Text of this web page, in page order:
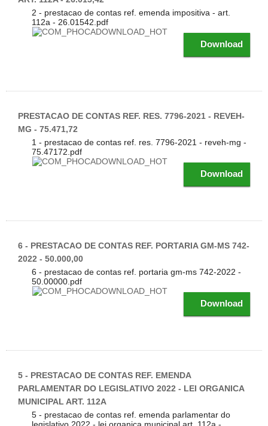
2 - prestacao de contas ref. emenda impositiva - art.
112a - 26.01542.pdf
Download
PRESTACAO DE CONTAS REF. RES. 7796-2021 - REVEH-
MG - 75.471,72
1 - prestacao de contas ref. res. 7796-2021 - reveh-mg -
75.47172.pdf
Download
6 - PRESTACAO DE CONTAS REF. PORTARIA GM-MS 742-
2022 - 50.000,00
6 - prestacao de contas ref. portaria gm-ms 742-2022 -
50.00000.pdf
Download
5 - PRESTACAO DE CONTAS REF. EMENDA
PARLAMENTAR DO LEGISLATIVO 2022 - LEI ORGANICA
MUNICIPAL ART. 112A
5 - prestacao de contas ref. emenda parlamentar do